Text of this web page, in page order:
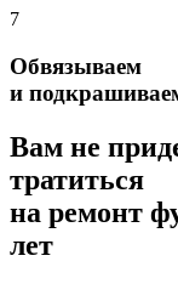
7
Обвязываем
и
Вам не
тратиться
на ремонт
лет